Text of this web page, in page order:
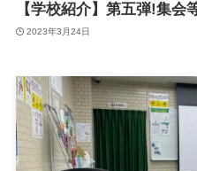
【学校紹介】第五弾!集会
2023年3月24日